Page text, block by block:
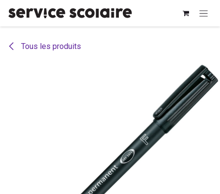
Tous les produits